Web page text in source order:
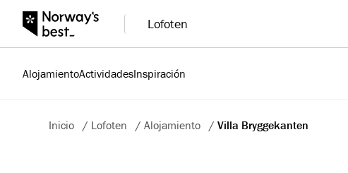
Lofoten
AlojamientoActividadesInspiración
Inicio / Lofoten / Alojamiento / Villa Bryggekanten